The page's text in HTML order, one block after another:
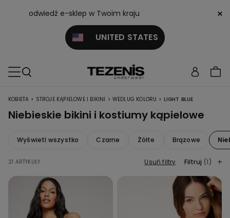
odwiedź e-sklep w Twoim kraju
UNITED STATES
×
KOBIETA > STROJE KĄPIELOWE I BIKINI > WEDLUG KOLORU > LIGHT BLUE
Niebieskie bikini i kostiumy kąpielowe
Wyświetl wszystko Czarne Żółte Brązowe
21 ARTYKUŁY Usuń filtry Filtruj (1)